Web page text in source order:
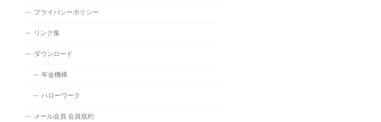
プライバシーポリシー
リンク集
ダウンロード
年金機構
ハローワーク
メール会員 会員規約